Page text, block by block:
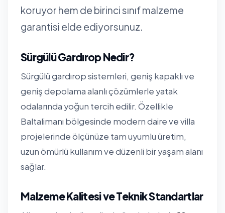
koruyor hem de birinci sınıf malzeme
garantisi elde ediyorsunuz.
Sürgülü Gardırop Nedir?
Sürgülü gardırop sistemleri, geniş kapaklı ve
geniş depolama alanlı çözümlerle yatak
odalarında yoğun tercih edilir. Özellikle
Baltalimanı bölgesinde modern daire ve villa
projelerinde ölçünüze tam uyumlu üretim,
uzun ömürlü kullanım ve düzenli bir yaşam alanı
sağlar.
Malzeme Kalitesi ve Teknik Standartlar